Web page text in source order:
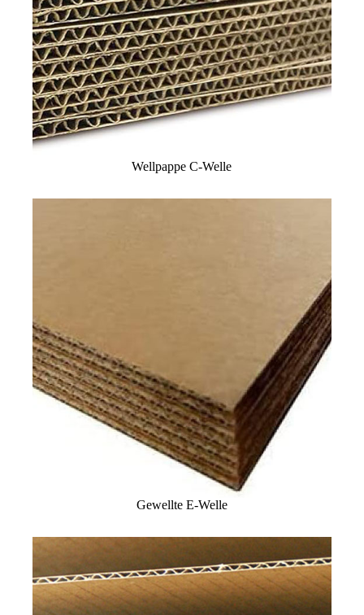
Wellpappe C-Welle
Gewellte E-Welle